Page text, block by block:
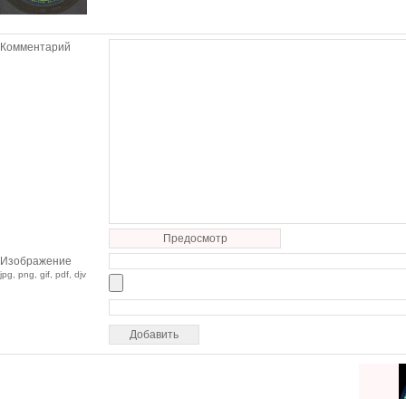
Комментарий
Предосмотр
Изображение
jpg, png, gif, pdf, djv